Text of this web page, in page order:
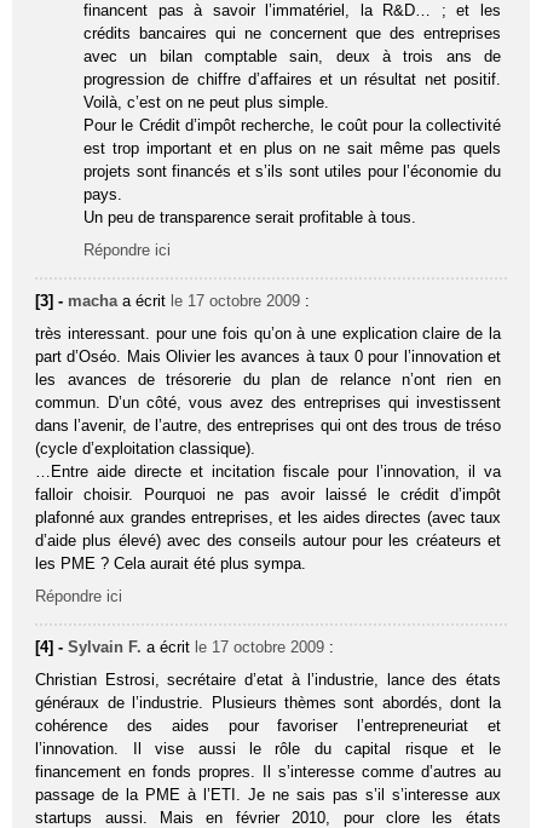
financent pas à savoir l’immatériel, la R&D… ; et les
crédits bancaires qui ne concernent que des entreprises
avec un bilan comptable sain, deux à trois ans de
progression de chiffre d’affaires et un résultat net positif.
Voilà, c’est on ne peut plus simple.
Pour le Crédit d’impôt recherche, le coût pour la collectivité
est trop important et en plus on ne sait même pas quels
projets sont financés et s’ils sont utiles pour l’économie du
pays.
Un peu de transparence serait profitable à tous.
Répondre ici
[3] - macha a écrit le 17 octobre 2009 :
très interessant. pour une fois qu’on à une explication claire de la
part d’Oséo. Mais Olivier les avances à taux 0 pour l’innovation et
les avances de trésorerie du plan de relance n’ont rien en
commun. D’un côté, vous avez des entreprises qui investissent
dans l’avenir, de l’autre, des entreprises qui ont des trous de tréso
(cycle d’exploitation classique).
…Entre aide directe et incitation fiscale pour l’innovation, il va
falloir choisir. Pourquoi ne pas avoir laissé le crédit d’impôt
plafonné aux grandes entreprises, et les aides directes (avec taux
d’aide plus élevé) avec des conseils autour pour les créateurs et
les PME ? Cela aurait été plus sympa.
Répondre ici
[4] -Sylvain F. a écrit le 17 octobre 2009 :
Christian Estrosi, secrétaire d’etat à l’industrie, lance des états
généraux de l’industrie. Plusieurs thèmes sont abordés, dont la
cohérence des aides pour favoriser l’entrepreneuriat et
l’innovation. Il vise aussi le rôle du capital risque et le
financement en fonds propres. Il s’interesse comme d’autres au
passage de la PME à l’ETI. Je ne sais pas s’il s’interesse aux
startups aussi. Mais en février 2010, pour clore les états